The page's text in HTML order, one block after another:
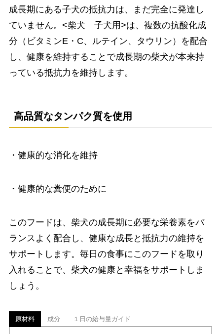
成長期にある子犬の抵抗力は、まだ完全に発達し
ていません。<柴犬 子犬用>は、複数の抗酸化成
分（ビタミンE・C、ルテイン、タウリン）を配合
し、健康を維持することで成長期の柴犬が本来持
っている抵抗力を維持します。
高品質なタンパク質を使用
・健康的な消化を維持
・健康的な糞便のために
このフードは、柴犬の成長期に必要な栄養素をバ
ランスよく配合し、健康な成長と抵抗力の維持を
サポートします。毎日の食事にこのフードを取り
入れることで、柴犬の健康と幸福をサポートしま
しょう。
原材料 成分 １日の給与量ガイド